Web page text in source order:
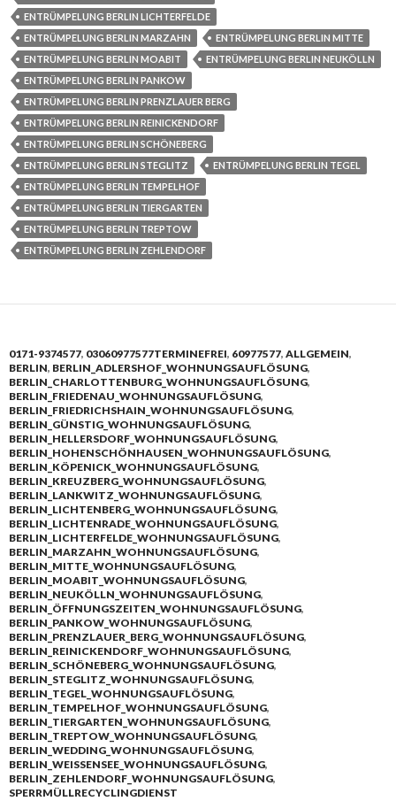
ENTRÜMPELUNG BERLIN LICHTERFELDE
ENTRÜMPELUNG BERLIN MARZAHN
ENTRÜMPELUNG BERLIN MITTE
ENTRÜMPELUNG BERLIN MOABIT
ENTRÜMPELUNG BERLIN NEUKÖLLN
ENTRÜMPELUNG BERLIN PANKOW
ENTRÜMPELUNG BERLIN PRENZLAUER BERG
ENTRÜMPELUNG BERLIN REINICKENDORF
ENTRÜMPELUNG BERLIN SCHÖNEBERG
ENTRÜMPELUNG BERLIN STEGLITZ
ENTRÜMPELUNG BERLIN TEGEL
ENTRÜMPELUNG BERLIN TEMPELHOF
ENTRÜMPELUNG BERLIN TIERGARTEN
ENTRÜMPELUNG BERLIN TREPTOW
ENTRÜMPELUNG BERLIN ZEHLENDORF
0171-9374577, 03060977577TERMINEFREI, 60977577, ALLGEMEIN,
BERLIN, BERLIN_ADLERSHOF_WOHNUNGSAUFLÖSUNG,
BERLIN_CHARLOTTENBURG_WOHNUNGSAUFLÖSUNG,
BERLIN_FRIEDENAU_WOHNUNGSAUFLÖSUNG,
BERLIN_FRIEDRICHSHAIN_WOHNUNGSAUFLÖSUNG,
BERLIN_GÜNSTIG_WOHNUNGSAUFLÖSUNG,
BERLIN_HELLERSDORF_WOHNUNGSAUFLÖSUNG,
BERLIN_HOHENSCHÖNHAUSEN_WOHNUNGSAUFLÖSUNG,
BERLIN_KÖPENICK_WOHNUNGSAUFLÖSUNG,
BERLIN_KREUZBERG_WOHNUNGSAUFLÖSUNG,
BERLIN_LANKWITZ_WOHNUNGSAUFLÖSUNG,
BERLIN_LICHTENBERG_WOHNUNGSAUFLÖSUNG,
BERLIN_LICHTENRADE_WOHNUNGSAUFLÖSUNG,
BERLIN_LICHTERFELDE_WOHNUNGSAUFLÖSUNG,
BERLIN_MARZAHN_WOHNUNGSAUFLÖSUNG,
BERLIN_MITTE_WOHNUNGSAUFLÖSUNG,
BERLIN_MOABIT_WOHNUNGSAUFLÖSUNG,
BERLIN_NEUKÖLLN_WOHNUNGSAUFLÖSUNG,
BERLIN_ÖFFNUNGSZEITEN_WOHNUNGSAUFLÖSUNG,
BERLIN_PANKOW_WOHNUNGSAUFLÖSUNG,
BERLIN_PRENZLAUER_BERG_WOHNUNGSAUFLÖSUNG,
BERLIN_REINICKENDORF_WOHNUNGSAUFLÖSUNG,
BERLIN_SCHÖNEBERG_WOHNUNGSAUFLÖSUNG,
BERLIN_STEGLITZ_WOHNUNGSAUFLÖSUNG,
BERLIN_TEGEL_WOHNUNGSAUFLÖSUNG,
BERLIN_TEMPELHOF_WOHNUNGSAUFLÖSUNG,
BERLIN_TIERGARTEN_WOHNUNGSAUFLÖSUNG,
BERLIN_TREPTOW_WOHNUNGSAUFLÖSUNG,
BERLIN_WEDDING_WOHNUNGSAUFLÖSUNG,
BERLIN_WEISSENSEE_WOHNUNGSAUFLÖSUNG
,
BERLIN_ZEHLENDORF_WOHNUNGSAUFLÖSUNG,
SPERRMÜLLRECYCLINGDIENST